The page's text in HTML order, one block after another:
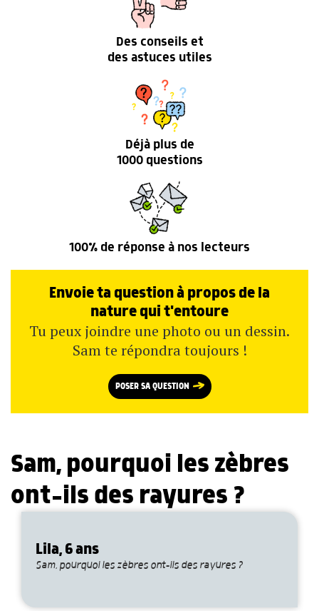
Des conseils et
des astuces utiles
Déjà plus de
1000 questions
100% de réponse à nos lecteurs
Envoie ta question à propos de la
nature qui t'entoure
Tu peux joindre une photo ou un dessin.
Sam te répondra toujours !
POSER SA QUESTION
Sam, pourquoi les zèbres
ont-ils des rayures ?
Lila, 6 ans
Sam, pourquoi les zèbres ont-ils des rayures ?